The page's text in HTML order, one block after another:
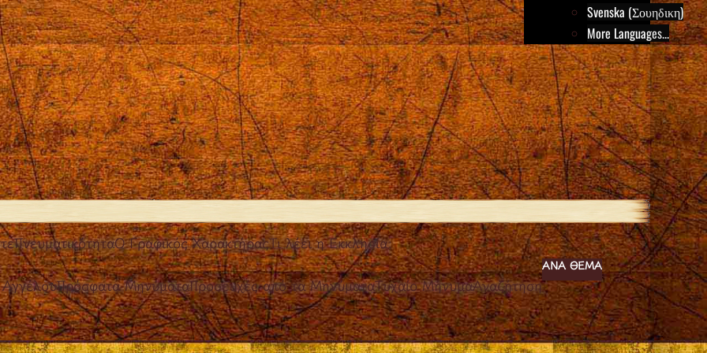
Svenska (Σουηδικη)
More Languages...
ΠνευματικότηταΟ Γραφικός ΧαρακτήραςΤι λέει η Εκκλησία;
Πρόσφατα ΜηνύματαΠροσευχές από τα ΜηνύματαΤυχαίο ΜήνυμαΑναζήτηση
ΑΝΆ ΘΈΜΑ